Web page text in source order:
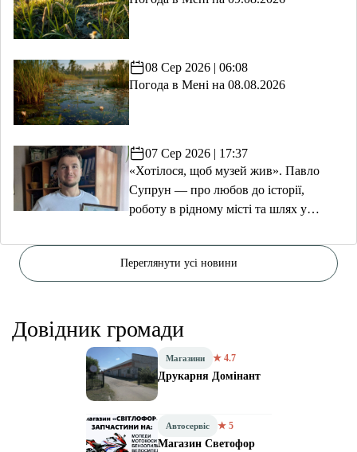
08 Сер 2026 | 06:08
Погода в Мені на 08.08.2026
07 Сер 2026 | 17:37
«Хотілося, щоб музей жив». Павло
Супрун — про любов до історії,
роботу в рідному місті та шлях у
Переглянути усі новини
Довідник громади
Магазини ★ 4.7
Друкарня Домінант
Автосервіс ★ 5
Магазин Светофор